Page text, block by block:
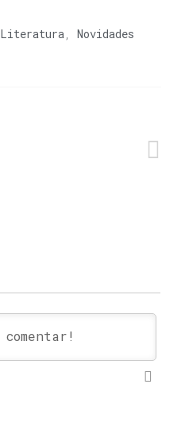
Literatura, Novidades